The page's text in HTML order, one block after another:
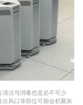
洁与消毒也是必不可少
风口等部位可能会积聚灰